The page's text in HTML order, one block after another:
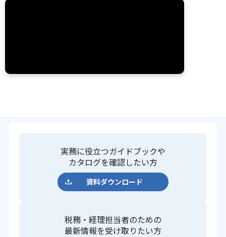
実務に役立つガイドブックや
カタログを確認したい方
資料ダウンロード
税務・経理担当者のための
最新情報を受け取りたい方